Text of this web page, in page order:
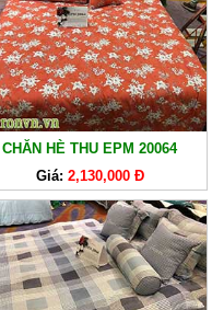
CHĂN HÈ THU EPM 20064
Giá: 2,130,000 Đ